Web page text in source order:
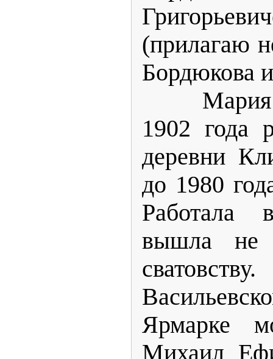
(прилагаю
Бордюкова
Мария
1902 года
деревни
до 1980
Работала
вышла
Ярмарке
Михаил